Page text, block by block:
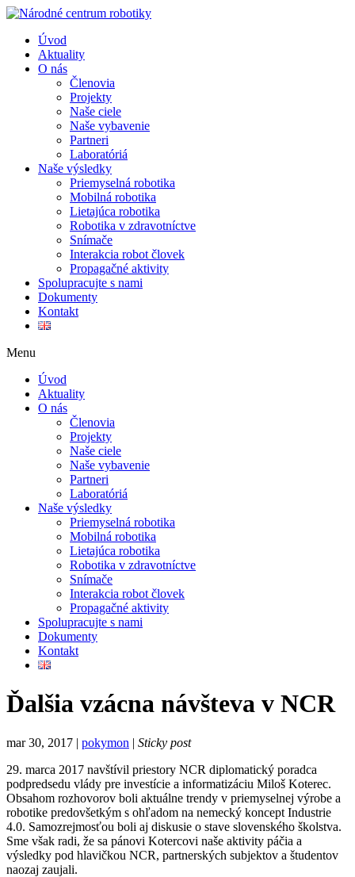
Úvod
Aktuality
O nás
Členovia
Projekty
Naše ciele
Naše vybavenie
Partneri
Laboratóriá
Naše výsledky
Priemyselná robotika
Mobilná robotika
Lietajúca robotika
Robotika v zdravotníctve
Snímače
Interakcia robot človek
Propagačné aktivity
Spolupracujte s nami
Dokumenty
Kontakt
Menu
Úvod
Aktuality
O nás
Členovia
Projekty
Naše ciele
Naše vybavenie
Partneri
Laboratóriá
Naše výsledky
Priemyselná robotika
Mobilná robotika
Lietajúca robotika
Robotika v zdravotníctve
Snímače
Interakcia robot človek
Propagačné aktivity
Spolupracujte s nami
Dokumenty
Kontakt
Ďalšia vzácna návšteva v NCR
mar 30, 2017 | pokymon | Sticky post
29. marca 2017 navštívil priestory NCR diplomatický poradca
podpredsedu vlády pre investície a informatizáciu Miloš Koterec.
Obsahom rozhovorov boli aktuálne trendy v priemyselnej výrobe a
robotike predovšetkým s ohľadom na nemecký koncept Industrie
4.0. Samozrejmosťou boli aj diskusie o stave slovenského školstva.
Sme však radi, že sa pánovi Kotercovi naše aktivity páčia a
výsledky pod hlavičkou NCR, partnerských subjektov a študentov
naozaj zaujali.